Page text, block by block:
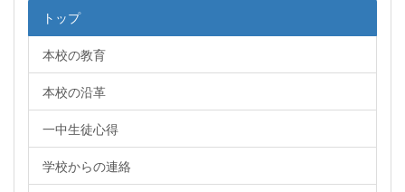
トップ
本校の教育
本校の沿革
一中生徒心得
学校からの連絡